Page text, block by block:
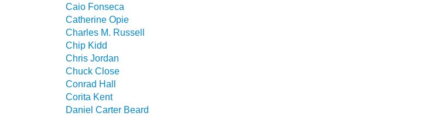
Caio Fonseca
Catherine Opie
Charles M. Russell
Chip Kidd
Chris Jordan
Chuck Close
Conrad Hall
Corita Kent
Daniel Carter Beard